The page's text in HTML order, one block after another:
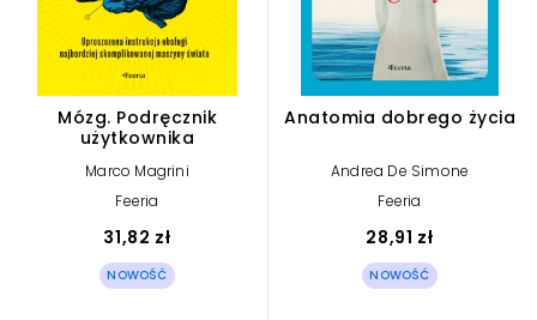
Mózg. Podręcznik
użytkownika
Marco Magrini
Feeria
31,82 zł
NOWOŚĆ
Anatomia dobrego życia
Andrea De Simone
Feeria
28,91 zł
NOWOŚĆ